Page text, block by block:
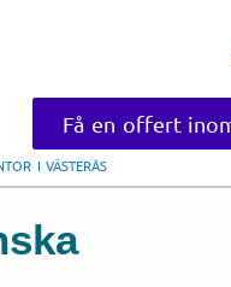
Få en offert
I VÄSTERÅS